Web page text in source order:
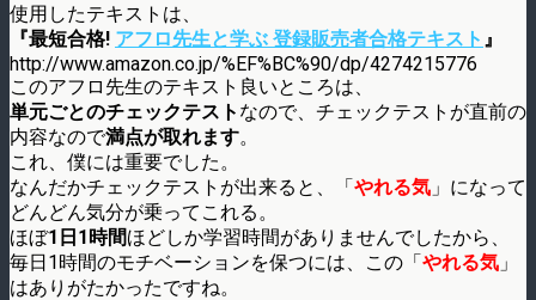
使用したテキストは、
『最短合格! アフロ先生と学ぶ 登録販売者合格テキスト 』
http://www.amazon.co.jp/%EF%BC%90/dp/4274215776
このアフロ先生のテキスト良いところは、
単元ごとのチェックテスト なので、チェックテストが直前の
内容なので満点が取れます。
これ、僕には重要でした。
なんだかチェックテストが出来ると、「やれる気 」になって
どんどん気分が乗ってこれる。
ほぼ1日1時間ほどしか学習時間がありませんでしたから、
毎日1時間のモチベーションを保つには、この「やれる気 」
はありがたかったですね。